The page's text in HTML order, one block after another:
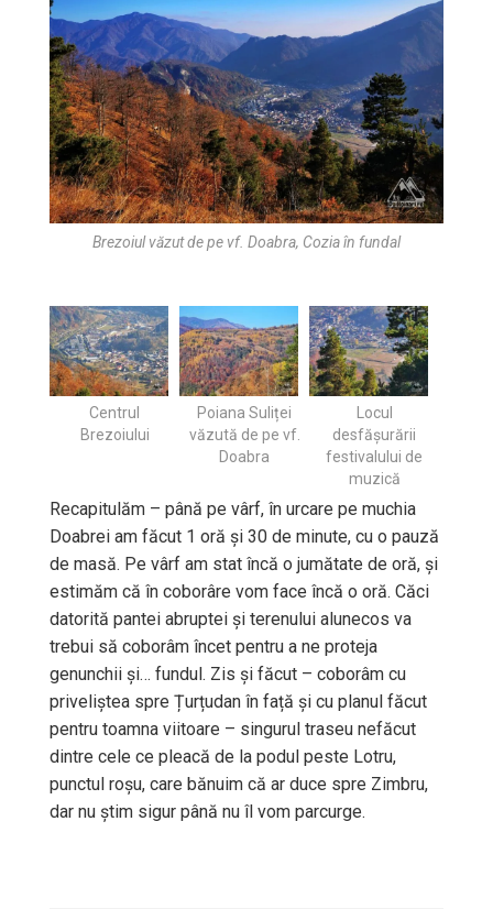
Brezoiul văzut de pe vf. Doabra, Cozia în fundal
Centrul
Brezoiului
Poiana Suliței
văzută de pe vf.
Doabra
Locul
desfășurării
festivalului de
muzică
Recapitulăm – până pe vârf, în urcare pe muchia
Doabrei am făcut 1 oră și 30 de minute, cu o pauză
de masă. Pe vârf am stat încă o jumătate de oră, și
estimăm că în coborâre vom face încă o oră. Căci
datorită pantei abruptei și terenului alunecos va
trebui să coborâm încet pentru a ne proteja
genunchii și… fundul. Zis și făcut – coborâm cu
priveliștea spre Țurțudan în față și cu planul făcut
pentru toamna viitoare – singurul traseu nefăcut
dintre cele ce pleacă de la podul peste Lotru,
punctul roșu, care bănuim că ar duce spre Zimbru,
dar nu știm sigur până nu îl vom parcurge.